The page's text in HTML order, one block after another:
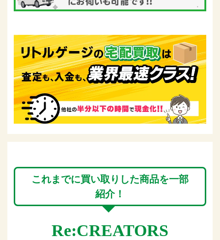
これまでに買い取りした商品を一部
紹介！
Re:CREATORS